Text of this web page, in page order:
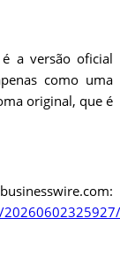
a versão oficial
como uma
original, que é